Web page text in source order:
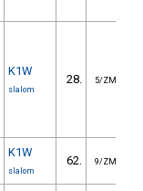
K1W
slalom
28. 5/ZM
K1W
slalom
62. 9/ZM